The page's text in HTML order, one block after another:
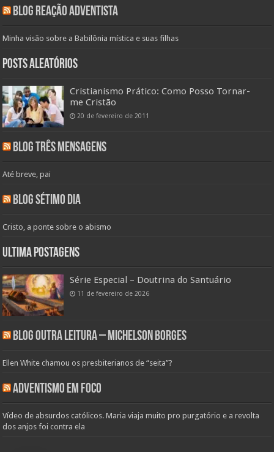
Blog Reação Adventista
Minha visão sobre a Babilônia mística e suas filhas
Posts aleatórios
Cristianismo Prático: Como Posso Tornar-
me Cristão
20 de fevereiro de 2011
Blog Três Mensagens
Até breve, pai
Blog Sétimo Dia
Cristo, a ponte sobre o abismo
Ultima Postagens
Série Especial – Doutrina do Santuário
11 de fevereiro de 2026
Blog Outra Leitura – Michelson Borges
Ellen White chamou os presbiterianos de “seita”?
Adventismo em Foco
Vídeo de absurdos católicos. Maria viaja muito pro purgatório e a revolta
dos anjos foi contra ela